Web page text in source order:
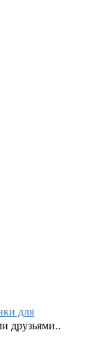
для
друзьями..